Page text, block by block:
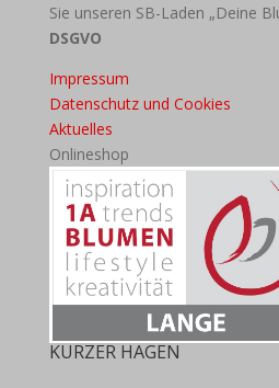
Sie unseren SB-Laden „Deine
DSGVO
Impressum
Datenschutz und Cookies
Aktuelles
Onlineshop
KURZER HAGEN